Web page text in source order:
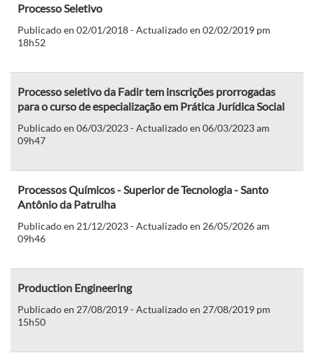
Processo Seletivo
Publicado en 02/01/2018 - Actualizado en 02/02/2019 pm
18h52
Processo seletivo da Fadir tem inscrições prorrogadas
para o curso de especialização em Prática Jurídica Social
Publicado en 06/03/2023 - Actualizado en 06/03/2023 am
09h47
Processos Químicos - Superior de Tecnologia - Santo
Antônio da Patrulha
Publicado en 21/12/2023 - Actualizado en 26/05/2026 am
09h46
Production Engineering
Publicado en 27/08/2019 - Actualizado en 27/08/2019 pm
15h50